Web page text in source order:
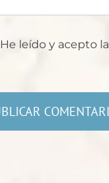
He leído y acepto la